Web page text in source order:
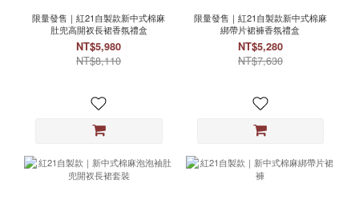
限量發售｜紅21自製款新中式棉麻
肚兜高開衩長裙香氛禮盒
NT$5,980
NT$8,110
限量發售｜紅21自製款新中式棉麻
綁帶片裙褲香氛禮盒
NT$5,280
NT$7,630